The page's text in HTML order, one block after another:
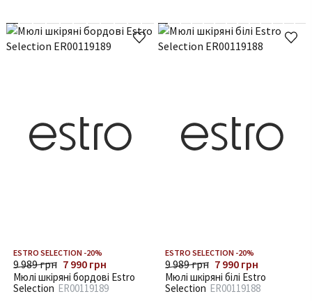
ESTRO SELECTION -20%
9 989 грн 7 990 грн
Мюлі шкіряні бордові Estro
Selection ER00119189
ESTRO SELECTION -20%
9 989 грн 7 990 грн
Мюлі шкіряні білі Estro
Selection ER00119188